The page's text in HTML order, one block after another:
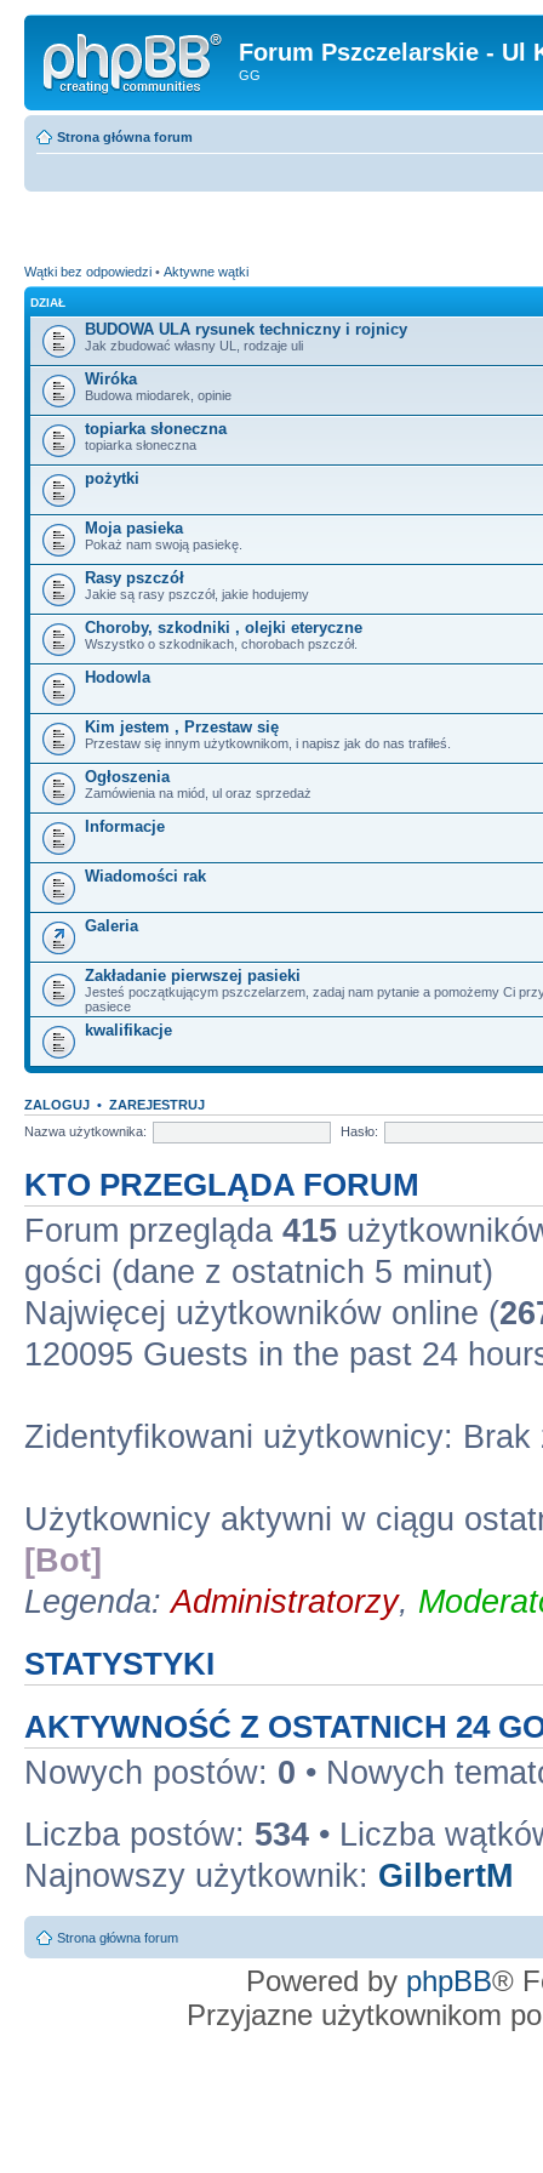
Forum Pszczelarskie - Ul
GG
Strona główna forum
Wątki bez odpowiedzi • Aktywne wątki
DZIAŁ
BUDOWA ULA rysunek techniczny i rojnicy
Jak zbudować własny UL, rodzaje uli
Wiróka
Budowa miodarek, opinie
topiarka słoneczna
topiarka słoneczna
pożytki
Moja pasieka
Pokaż nam swoją pasiekę.
Rasy pszczół
Jakie są rasy pszczół, jakie hodujemy
Choroby, szkodniki , olejki eteryczne
Wszystko o szkodnikach, chorobach pszczół.
Hodowla
Kim jestem , Przestaw się
Przestaw się innym użytkownikom, i napisz jak do nas trafiłeś.
Ogłoszenia
Zamówienia na miód, ul oraz sprzedaż
Informacje
Wiadomości rak
Galeria
Zakładanie pierwszej pasieki
Jesteś początkującym pszczelarzem, zadaj nam pytanie a pomożemy Ci
pasiece
kwalifikacje
ZALOGUJ • ZAREJESTRUJ
Nazwa użytkownika:
Hasło:
KTO PRZEGLĄDA FORUM
Forum przegląda 415
gości (dane z ostatnich 5 minut)
Najwięcej użytkowników online (
120095 Guests in the past 24
Zidentyfikowani użytkownicy:
Użytkownicy aktywni w ciągu
[Bot]
Legenda:Administratorzy,
STATYSTYKI
AKTYWNOŚĆ Z OSTATNICH 24
Nowych postów: 0 • Nowych
Liczba postów: 534 • Liczba
Najnowszy użytkownik: GilbertM
Strona główna forum
Powered by phpBB®
Przyjazne użytkownikom